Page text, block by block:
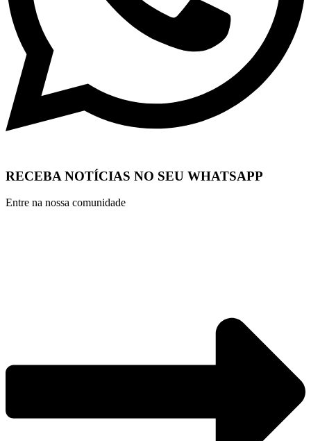
RECEBA NOTÍCIAS NO SEU WHATSAPP
Entre na nossa comunidade